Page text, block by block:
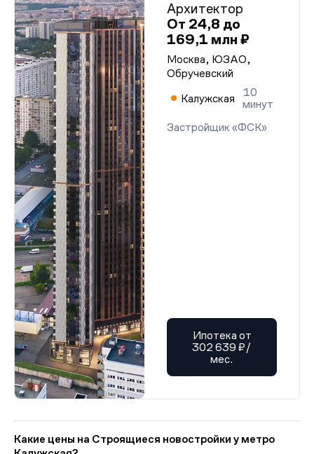
Архитектор
От 24,8 до
169,1 млн ₽
Москва, ЮЗАО,
Обручевский
Калужская
10
минут
Застройщик «ФСК»
Ипотека от
302 639 ₽/
мес.
Какие цены на Строящиеся новостройки у метро